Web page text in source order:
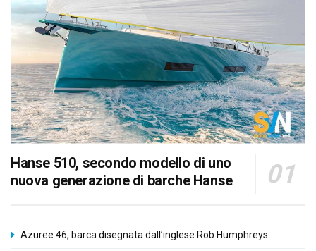
Hanse 510, secondo modello di uno
nuova generazione di barche Hanse
Azuree 46, barca disegnata dall’inglese Rob Humphreys